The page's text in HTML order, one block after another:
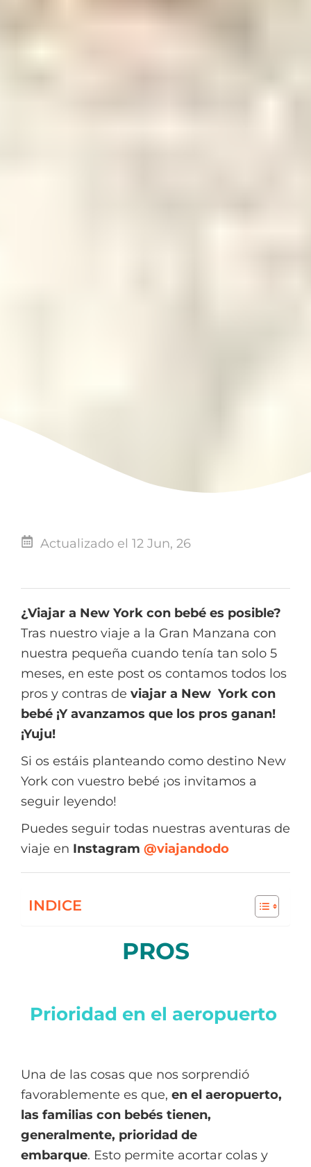
Actualizado el 12 Jun, 26
¿Viajar a New York con bebé es posible?
Tras nuestro viaje a la Gran Manzana con
nuestra pequeña cuando tenía tan solo 5
meses, en este post os contamos todos los
pros y contras de viajar a New York con
bebé ¡Y avanzamos que los pros ganan!
¡Yuju!
Si os estáis planteando como destino New
York con vuestro bebé ¡os invitamos a
seguir leyendo!
Puedes seguir todas nuestras aventuras de
viaje en Instagram @viajandodo
INDICE
PROS
Prioridad en el aeropuerto
Una de las cosas que nos sorprendió
favorablemente es que, en el aeropuerto,
las familias con bebés tienen,
generalmente, prioridad de
embarque. Esto permite acortar colas y